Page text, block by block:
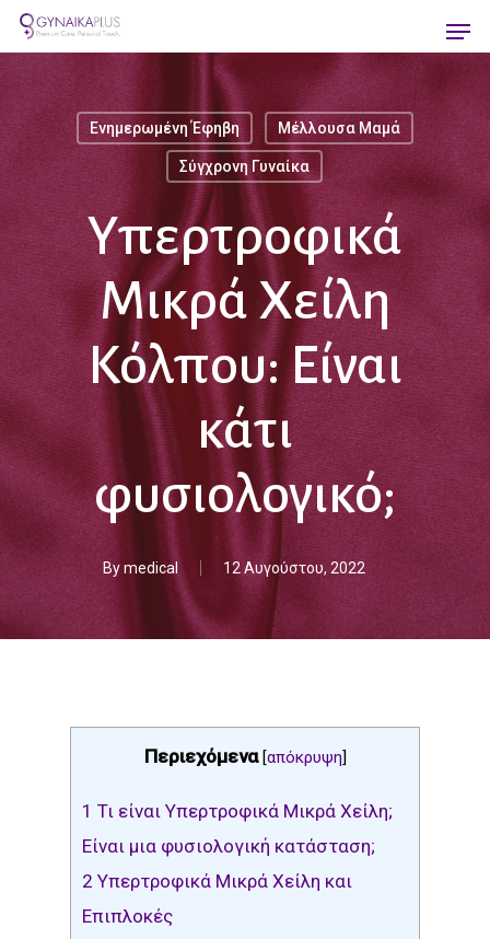
Skip
to
main
content
Ενημερωμένη Έφηβη Μέλλουσα Μαμά
Σύγχρονη Γυναίκα
Υπερτροφικά
Μικρά Χείλη
Κόλπου: Είναι
κάτι
φυσιολογικό;
Bymedical 12 Αυγούστου, 2022
Περιεχόμενα [απόκρυψη]
1 Τι είναι Υπερτροφικά Μικρά Χείλη;
Είναι μια φυσιολογική κατάσταση;
2 Υπερτροφικά Μικρά Χείλη και
Επιπλοκές